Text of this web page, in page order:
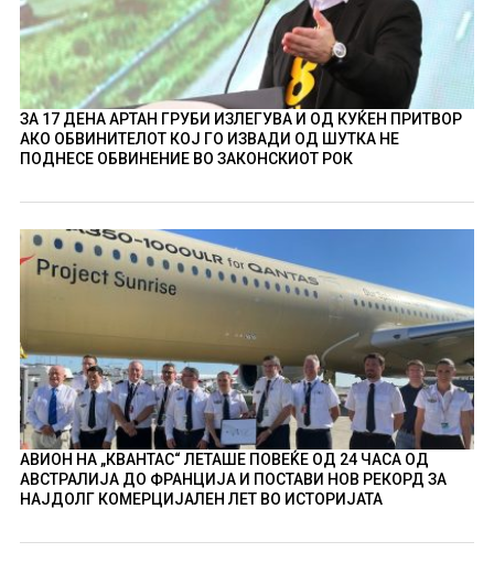
ЗА 17 ДЕНА АРТАН ГРУБИ ИЗЛЕГУВА И ОД КУЌЕН ПРИТВОР
АКО ОБВИНИТЕЛОТ КОЈ ГО ИЗВАДИ ОД ШУТКА НЕ
ПОДНЕСЕ ОБВИНЕНИЕ ВО ЗАКОНСКИОТ РОК
АВИОН НА „КВАНТАС“ ЛЕТАШЕ ПОВЕЌЕ ОД 24 ЧАСА ОД
АВСТРАЛИЈА ДО ФРАНЦИЈА И ПОСТАВИ НОВ РЕКОРД ЗА
НАЈДОЛГ КОМЕРЦИЈАЛЕН ЛЕТ ВО ИСТОРИЈАТА